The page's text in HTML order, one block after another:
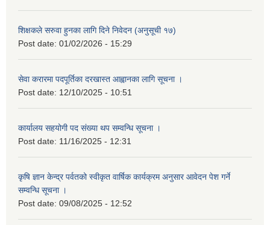
शिक्षकले सरुवा हुनका लागि दिने निवेदन (अनुसूची १७)
Post date: 01/02/2026 - 15:29
सेवा करारमा पदपूर्तिका दरखास्त आह्वानका लागि सूचना ।
Post date: 12/10/2025 - 10:51
कार्यालय सहयोगी पद संख्या थप सम्वन्धि सूचना ।
Post date: 11/16/2025 - 12:31
कृषि ज्ञान केन्द्र पर्वतको स्वीकृत वार्षिक कार्यक्रम अनुसार आवेदन पेश गर्ने
सम्वन्धि सूचना ।
Post date: 09/08/2025 - 12:52